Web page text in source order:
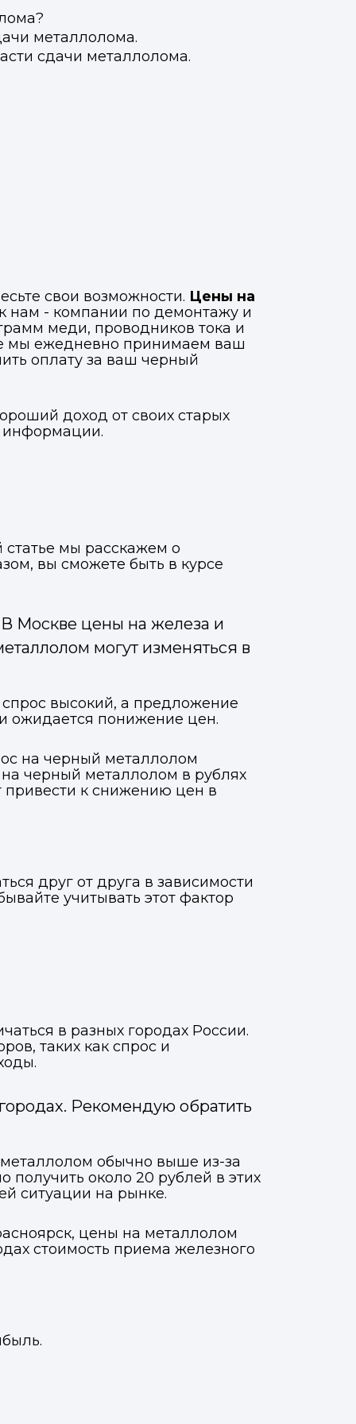
описание и AI-оценка
описание и AI-оценка
металлолома.
сдачи металлолома.
свои возможности. Цены на
нам - компании по демонтажу и
меди, проводников тока и
мы ежедневно принимаем ваш
оплату за ваш черный
доход от своих старых
информации.
мы расскажем о
вы сможете быть в курсе
Москве цены на железа и
могут изменяться в
высокий, а предложение
ожидается понижение цен.
на черный металлолом
черный металлолом в рублях
привести к снижению цен в
друг от друга в зависимости
учитывать этот фактор
в разных городах России.
таких как спрос и
Рекомендую обратить
обычно выше из-за
около 20 рублей в этих
ситуации на рынке.
цены на металлолом
стоимость приема железного